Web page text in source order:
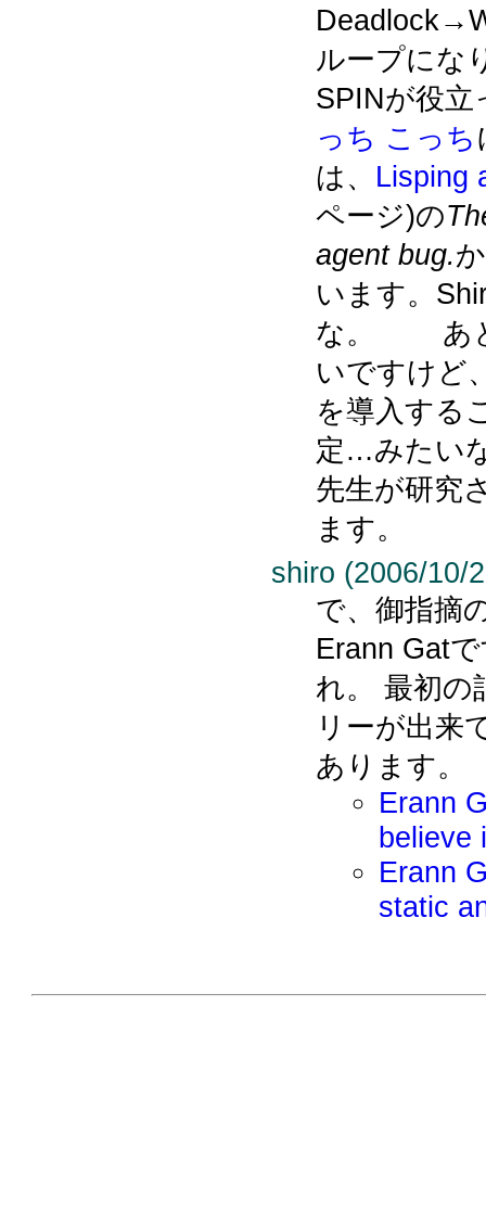
ループにな
SPINが役
っち こっち
は、 Lisping
ページ)の
agent bug.
います。
な。 あと
いですけど
を導入する
定…みたい
先生が研究
ます。
shiro (2006/10/
で、御指摘
Erann Gat
れ。 最初の
リーが出来
あります。
Erann
believe
Erann
static